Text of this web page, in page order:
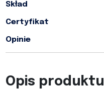
Skład
Certyfikat
Opinie
Opis produktu